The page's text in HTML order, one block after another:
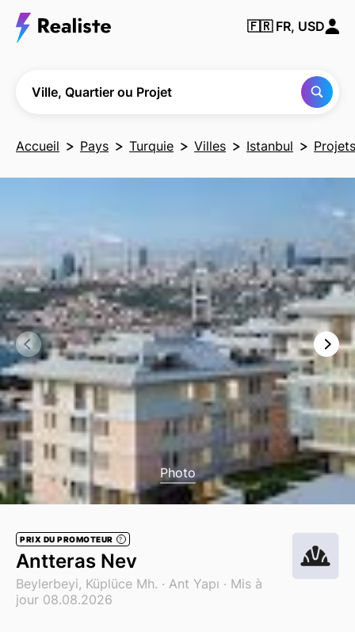
🇫🇷 FR, USD
Ville, Quartier ou Projet
Accueil Pays Turquie Villes Istanbul Projets
Photo
PRIX DU PROMOTEUR ?
Antteras Nev
Beylerbeyi, Küplüce Mh. · Ant Yapı · Mis à
jour 08.08.2026